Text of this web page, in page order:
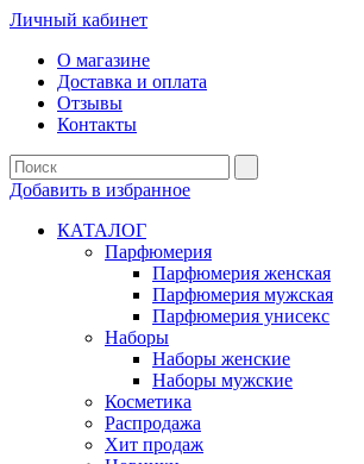
Личный кабинет
О магазине
Доставка и оплата
Отзывы
Контакты
Добавить в избранное
КАТАЛОГ
Парфюмерия
Парфюмерия женская
Парфюмерия мужская
Парфюмерия унисекс
Наборы
Наборы женские
Наборы мужские
Косметика
Распродажа
Хит продаж